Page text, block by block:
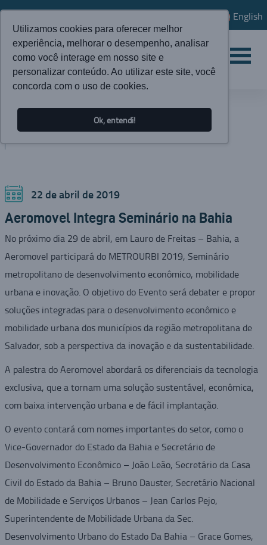
Utilizamos cookies para oferecer melhor
experiência, melhorar o desempenho, analisar
como você interage em nosso site e
personalizar conteúdo. Ao utilizar este site, você
concorda com o uso de cookies.
Ok, entendi!
English
ATUALIDADES
BLOG
22 de abril de 2019
Aeromovel Integra Seminário na Bahia
No próximo dia 29 de abril, em Lauro de Freitas – Bahia, a
Aeromovel participará do METROURBI 2019, Seminário
metropolitano de desenvolvimento econômico, mobilidade
urbana e inovação. O objetivo do Evento será debater e propor
soluções integradas para o desenvolvimento econômico e
mobilidade urbana dos municípios da região metropolitana de
Salvador, sob a perspectiva da inovação e da sustentabilidade.
A palestra do Aeromovel abordará os diferenciais da tecnologia
exclusiva, que a tornam uma solução sustentável, econômica,
com baixa intervenção urbana e de fácil implantação.
O evento contará com nomes importantes do setor, como o
Vice-Governador do Estado da Bahia e Secretário de
Desenvolvimento Econômico – João Leão, Secretário da Casa
Civil do Estado da Bahia – Bruno Dauster, Secretário Nacional
de Mobilidade e Serviços Urbanos – Jean Carlos Pejo,
Superintendente de Mobilidade Urbana da Sec.
Desenvolvimento Urbano do Estado Da Bahia – Grace Gomes,